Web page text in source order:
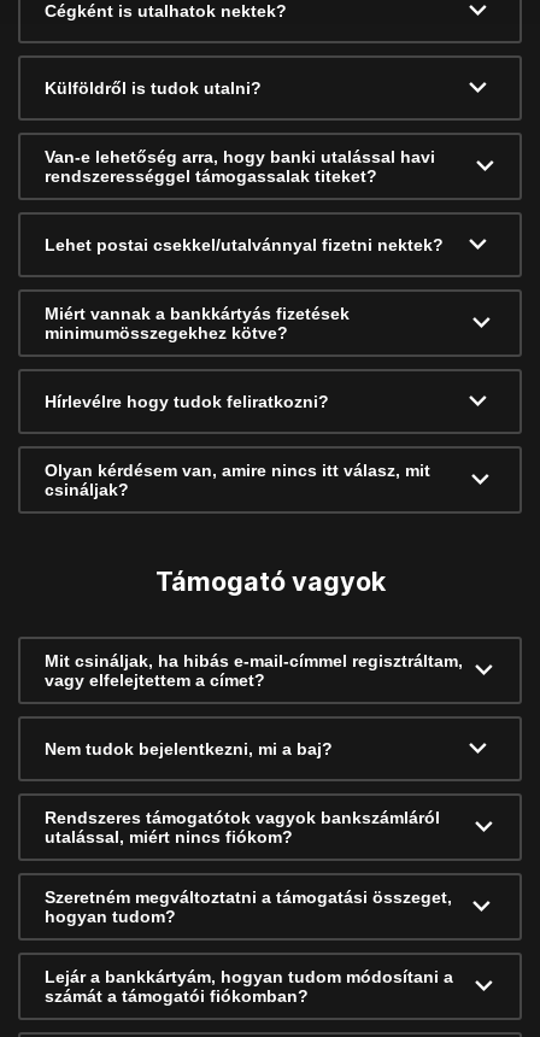
Cégként is utalhatok nektek?
Külföldről is tudok utalni?
Van-e lehetőség arra, hogy banki utalással havi
rendszerességgel támogassalak titeket?
Lehet postai csekkel/utalvánnyal fizetni nektek?
Miért vannak a bankkártyás fizetések
minimumösszegekhez kötve?
Hírlevélre hogy tudok feliratkozni?
Olyan kérdésem van, amire nincs itt válasz, mit
csináljak?
Támogató vagyok
Mit csináljak, ha hibás e-mail-címmel regisztráltam,
vagy elfelejtettem a címet?
Nem tudok bejelentkezni, mi a baj?
Rendszeres támogatótok vagyok bankszámláról
utalással, miért nincs fiókom?
Szeretném megváltoztatni a támogatási összeget,
hogyan tudom?
Lejár a bankkártyám, hogyan tudom módosítani a
számát a támogatói fiókomban?